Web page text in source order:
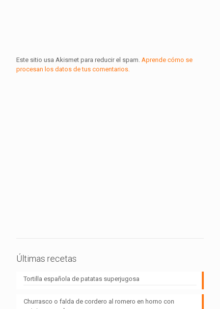
Este sitio usa Akismet para reducir el spam. Aprende cómo se
procesan los datos de tus comentarios.
Últimas recetas
Tortilla española de patatas superjugosa
Churrasco o falda de cordero al romero en horno con